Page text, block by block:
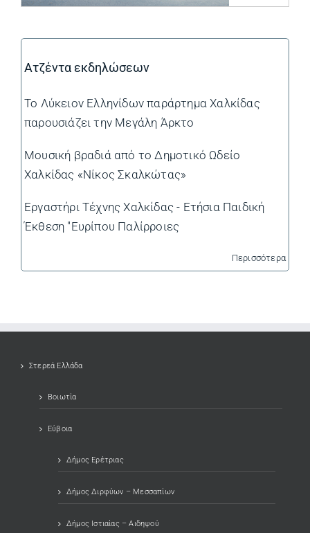
Ατζέντα εκδηλώσεων
Το Λύκειον Ελληνίδων παράρτημα Χαλκίδας
παρουσιάζει την Μεγάλη Άρκτο
Μουσική βραδιά από το Δημοτικό Ωδείο
Χαλκίδας «Νίκος Σκαλκώτας»
Εργαστήρι Τέχνης Χαλκίδας - Ετήσια Παιδική
Έκθεση "Ευρίπου Παλίρροιες
Περισσότερα
Στερεά Ελλάδα
Βοιωτία
Εύβοια
Δήμος Ερέτριας
Δήμος Διρφύων – Μεσσαπίων
Δήμος Ιστιαίας – Αιδηψού